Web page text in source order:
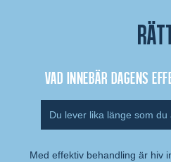
Vad innebär dagens
Du lever lika länge som
Med effektiv behandling är hiv